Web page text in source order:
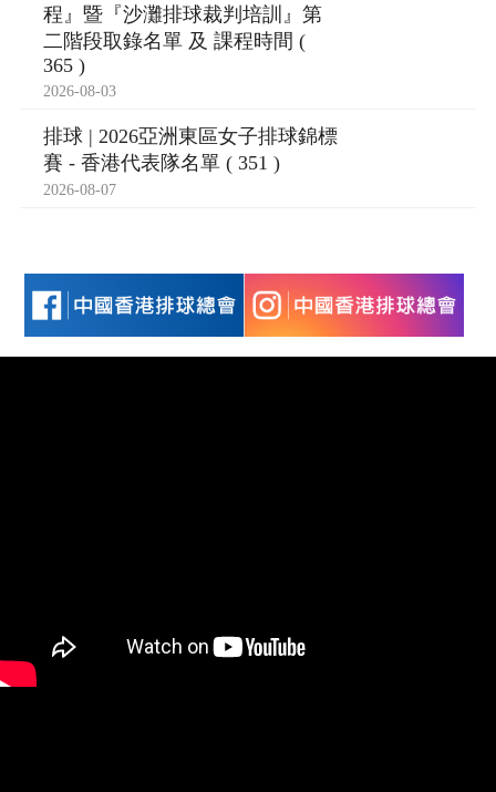
程』暨『沙灘排球裁判培訓』第
二階段取錄名單 及 課程時間 (
365 )
2026-08-03
排球 | 2026亞洲東區女子排球錦標
賽 - 香港代表隊名單 ( 351 )
2026-08-07